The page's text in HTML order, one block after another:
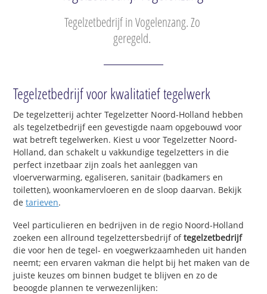
Tegelzetbedrijf in Vogelenzang. Zo
geregeld.
Tegelzetbedrijf voor kwalitatief tegelwerk
De tegelzetterij achter Tegelzetter Noord-Holland hebben
als tegelzetbedrijf een gevestigde naam opgebouwd voor
wat betreft tegelwerken. Kiest u voor Tegelzetter Noord-
Holland, dan schakelt u vakkundige tegelzetters in die
perfect inzetbaar zijn zoals het aanleggen van
vloerverwarming, egaliseren, sanitair (badkamers en
toiletten), woonkamervloeren en de sloop daarvan. Bekijk
detarieven.
Veel particulieren en bedrijven in de regio Noord-Holland
zoeken een allround tegelzettersbedrijf oftegelzetbedrijf
die voor hen de tegel- en voegwerkzaamheden uit handen
neemt; een ervaren vakman die helpt bij het maken van de
juiste keuzes om binnen budget te blijven en zo de
beoogde plannen te verwezenlijken: